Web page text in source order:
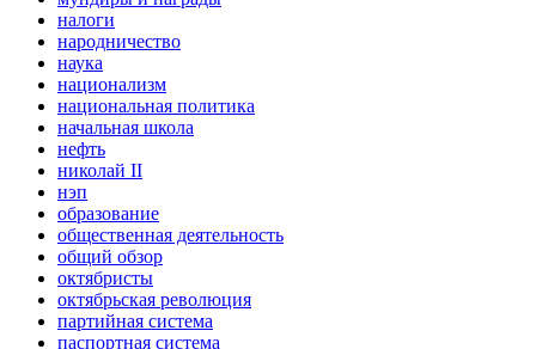
налоги
народничество
наука
национализм
национальная политика
начальная школа
нефть
николай II
нэп
образование
общественная деятельность
общий обзор
октябристы
октябрьская революция
партийная система
паспортная система